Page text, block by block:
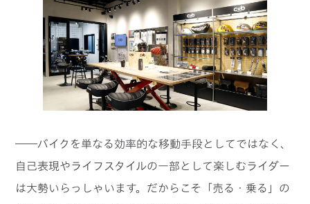
――バイクを単なる効率的な移動手段としてではなく、
自己表現やライフスタイルの一部として楽しむライダー
は大勢いらっしゃいます。だからこそ「売る・乗る」の